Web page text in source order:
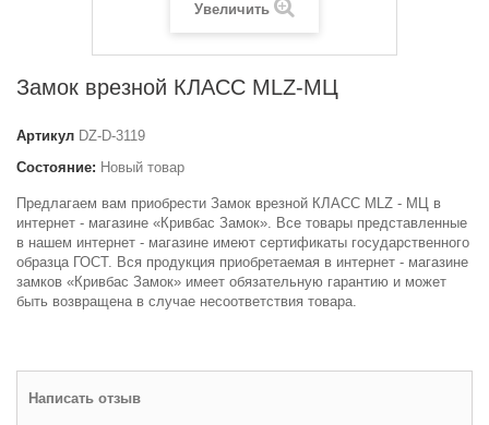
Увеличить
Замок врезной КЛАСС MLZ-МЦ
Артикул DZ-D-3119
Состояние: Новый товар
Предлагаем вам приобрести Замок врезной КЛАСС MLZ - МЦ в
интернет - магазине «Кривбас Замок». Все товары представленные
в нашем интернет - магазине имеют сертификаты государственного
образца ГОСТ. Вся продукция приобретаемая в интернет - магазине
замков «Кривбас Замок» имеет обязательную гарантию и может
быть возвращена в случае несоответствия товара.
Написать отзыв